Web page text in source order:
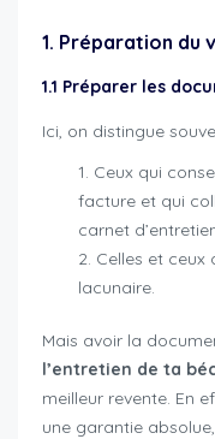
1. Préparation du
1.1 Préparer les
Ici, on distingue
Ceux qui
facture et qui
carnet
Celles et ceux
lacunaire.
Mais avoir la
l’entretien de ta
meilleur revente. En
une garantie